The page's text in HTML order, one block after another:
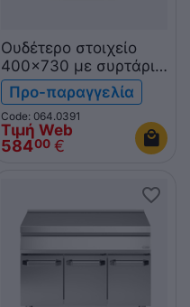
Ουδέτερο στοιχείο
400x730 με συρτάρι
επιτραπ. R70/40PLC/T
ROC700
Προ-παραγγελία
Code: 064.0391
Τιμή Web
58400 €